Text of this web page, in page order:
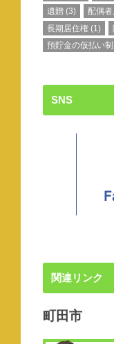
遺贈 (3) 配偶
長期居住権 (1)
預貯金の仮払い
SNS
関連リンク
町田市